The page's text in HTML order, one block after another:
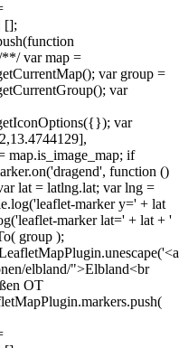
[];
var map =
var group =
var
var
map.is_image_map; if
function ()
lat = latlng.lat; var lng =
marker y=' + lat
marker lat=' + lat + '
group );
elbland/">Elbland<br
OT